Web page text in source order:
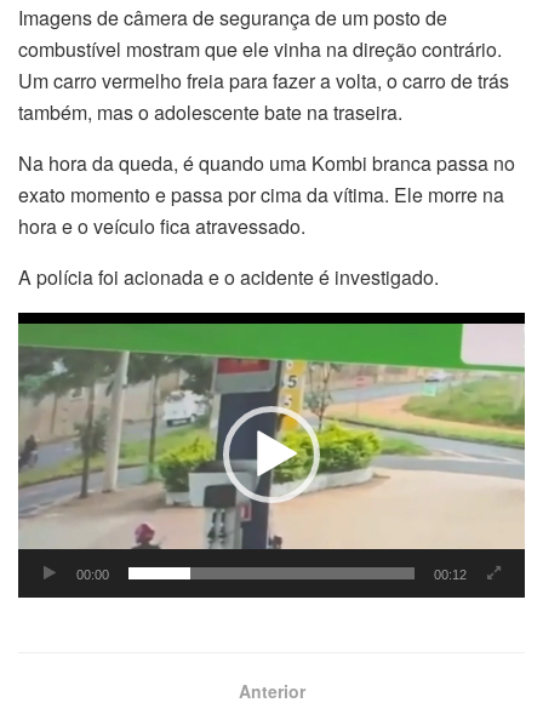
Imagens de câmera de segurança de um posto de
combustível mostram que ele vinha na direção contrário.
Um carro vermelho freia para fazer a volta, o carro de trás
também, mas o adolescente bate na traseira.
Na hora da queda, é quando uma Kombi branca passa no
exato momento e passa por cima da vítima. Ele morre na
hora e o veículo fica atravessado.
A polícia foi acionada e o acidente é investigado.
Tocador
vídeo
00:00 00:12
Anterior